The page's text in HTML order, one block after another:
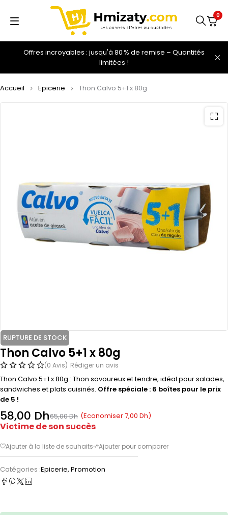
Offres incroyables : jusqu'à 80 % de remise – Quantités
limitées !
0
Accueil Epicerie Thon Calvo 5+1 x 80g
RUPTURE DE STOCK
Thon Calvo 5+1 x 80g
(0 Avis) Rédiger un avis
Thon Calvo 5+1 x 80g : Thon savoureux et tendre, idéal pour salades,
sandwiches et plats cuisinés. Offre spéciale : 6 boîtes pour le prix
de 5 !
65,00Dh
58,00 Dh (Economiser7,00 Dh)
Victime de son succès
Catégories :Epicerie, Promotion